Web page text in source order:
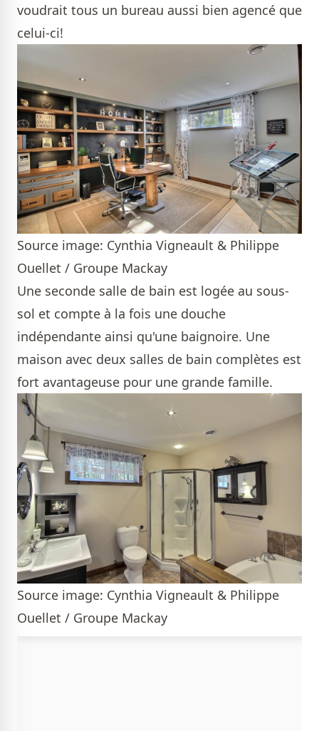
voudrait tous un bureau aussi bien agencé que
celui-ci!
Source image: Cynthia Vigneault & Philippe
Ouellet / Groupe Mackay
Une seconde salle de bain est logée au sous-
sol et compte à la fois une douche
indépendante ainsi qu'une baignoire. Une
maison avec deux salles de bain complètes est
fort avantageuse pour une grande famille.
Source image: Cynthia Vigneault & Philippe
Ouellet / Groupe Mackay